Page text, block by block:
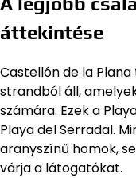
áttekintése
Castellón de la
strandból áll,
számára. Ezek a
Playa del Serradal.
aranyszínű homok,
várja a látogatókat.